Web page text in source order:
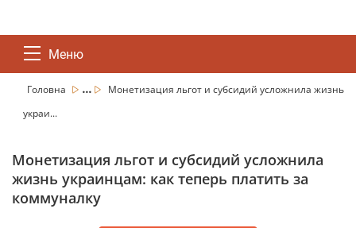
Меню
Головна ...
Монетизация льгот и субсидий усложнила жизнь
украи...
Монетизация льгот и субсидий усложнила
жизнь украинцам: как теперь платить за
коммуналку